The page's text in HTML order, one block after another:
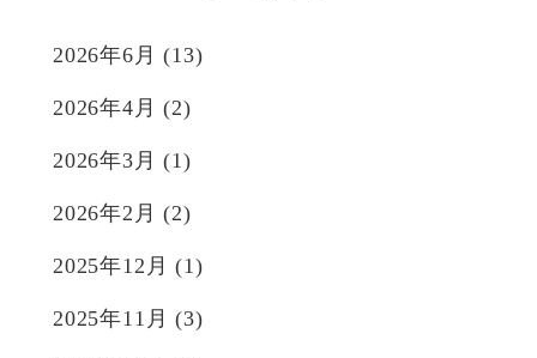
2026年6月 (13)
2026年4月 (2)
2026年3月 (1)
2026年2月 (2)
2025年12月 (1)
2025年11月 (3)